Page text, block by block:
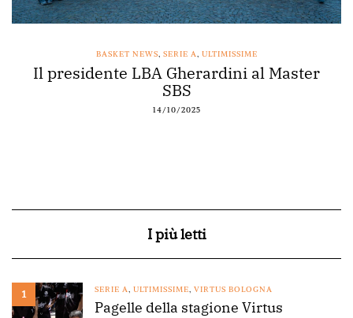
BASKET NEWS, SERIE A, ULTIMISSIME
Il presidente LBA Gherardini al Master
SBS
14/10/2025
I più letti
1 SERIE A, ULTIMISSIME, VIRTUS BOLOGNA
Pagelle della stagione Virtus